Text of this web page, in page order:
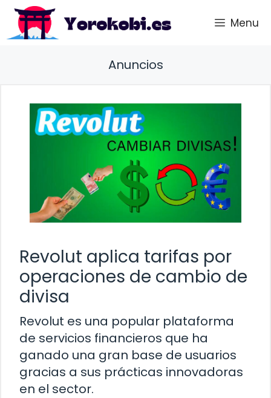
Saltar
contenido
Menu
Anuncios
Revolut aplica tarifas por
operaciones de cambio de
divisa
Revolut es una popular plataforma
de servicios financieros que ha
ganado una gran base de usuarios
gracias a sus prácticas innovadoras
en el sector.